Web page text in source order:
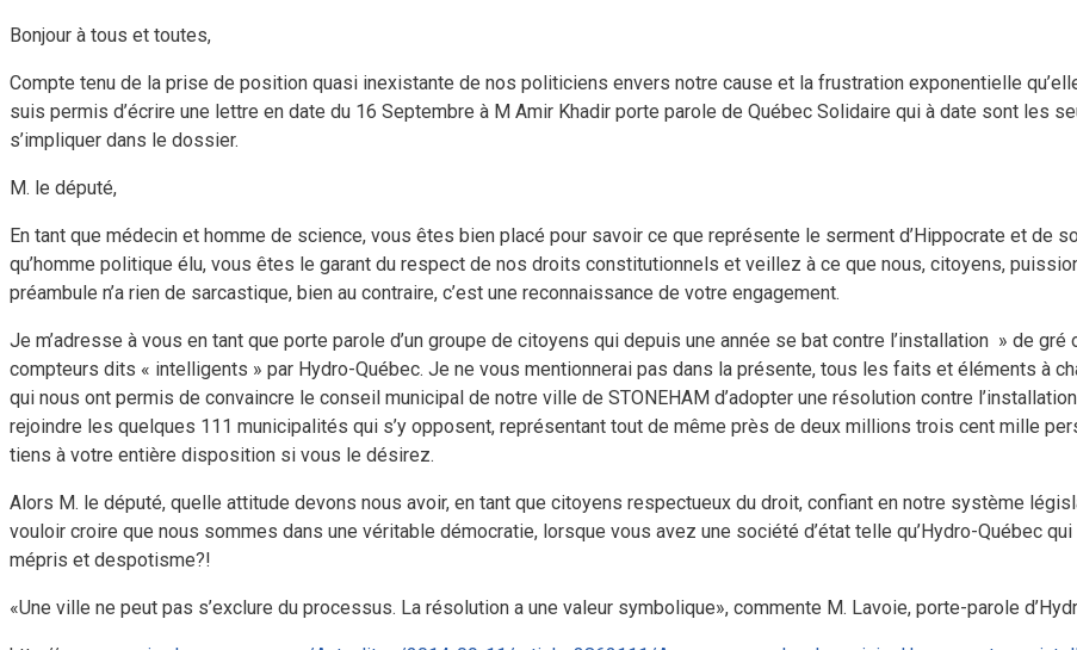
Bonjour à tous et toutes,
Compte tenu de la prise de position quasi inexistante de nos politiciens envers notre cause et la frustration exponentielle
suis permis d’écrire une lettre en date du 16 Septembre à M Amir Khadir porte parole de Québec Solidaire qui à date sont les
s’impliquer dans le dossier.
M. le député,
En tant que médecin et homme de science, vous êtes bien placé pour savoir ce que représente le serment d’Hippocrate et de
qu’homme politique élu, vous êtes le garant du respect de nos droits constitutionnels et veillez à ce que nous, citoyens,
préambule n’a rien de sarcastique, bien au contraire, c’est une reconnaissance de votre engagement.
Je m’adresse à vous en tant que porte parole d’un groupe de citoyens qui depuis une année se bat contre l’installation » de
compteurs dits « intelligents » par Hydro-Québec. Je ne vous mentionnerai pas dans la présente, tous les faits et éléments à
qui nous ont permis de convaincre le conseil municipal de notre ville de STONEHAM d’adopter une résolution contre
rejoindre les quelques 111 municipalités qui s’y opposent, représentant tout de même près de deux millions trois cent mille
tiens à votre entière disposition si vous le désirez.
Alors M. le député, quelle attitude devons nous avoir, en tant que citoyens respectueux du droit, confiant en notre système
vouloir croire que nous sommes dans une véritable démocratie, lorsque vous avez une société d’état telle qu’Hydro-Québec
mépris et despotisme?!
«Une ville ne peut pas s’exclure du processus. La résolution a une valeur symbolique», commente M. Lavoie, porte-parole